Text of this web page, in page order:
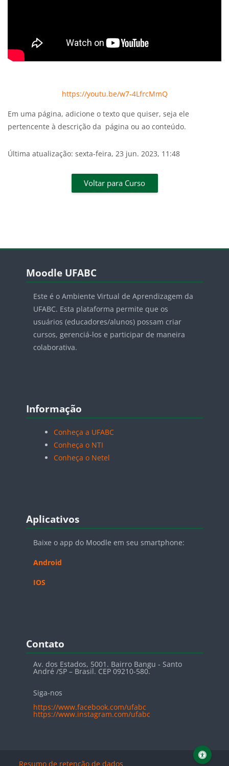
https://youtu.be/w7-4LfrcMmQ
Em uma página, adicione o texto que quiser, seja ele
pertencente à descrição da página ou ao conteúdo.
Última atualização: sexta-feira, 23 jun. 2023, 11:48
Voltar para Curso
Moodle UFABC
Este é o Ambiente Virtual de Aprendizagem da
UFABC. Esta plataforma permite que os
usuários (educadores/alunos) possam criar
cursos, gerenciá-los e participar de maneira
colaborativa.
Informação
Conheça a UFABC
Conheça o NTI
Conheça o Netel
Aplicativos
Baixe o app do Moodle em seu smartphone:
Android
IOS
Contato
Av. dos Estados, 5001. Bairro Bangu - Santo
André /SP – Brasil. CEP 09210-580.
Siga-nos
https://www.facebook.com/ufabc
https://www.instagram.com/ufabc
Resumo de retenção de dados